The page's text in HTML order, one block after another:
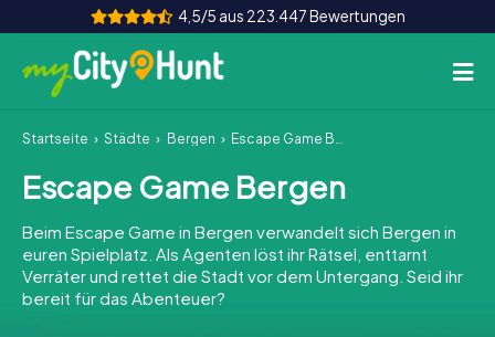
4,5/5 aus 223.447 Bewertungen
So funktioniert's
Städte
Touren
Teamevent
Startseite Städte Bergen Escape Game Bergen
Escape Game Bergen
Beim Escape Game in Bergen verwandelt sich Bergen in
euren Spielplatz. Als Agenten löst ihr Rätsel, enttarnt
Verräter und rettet die Stadt vor dem Untergang. Seid ihr
bereit für das Abenteuer?